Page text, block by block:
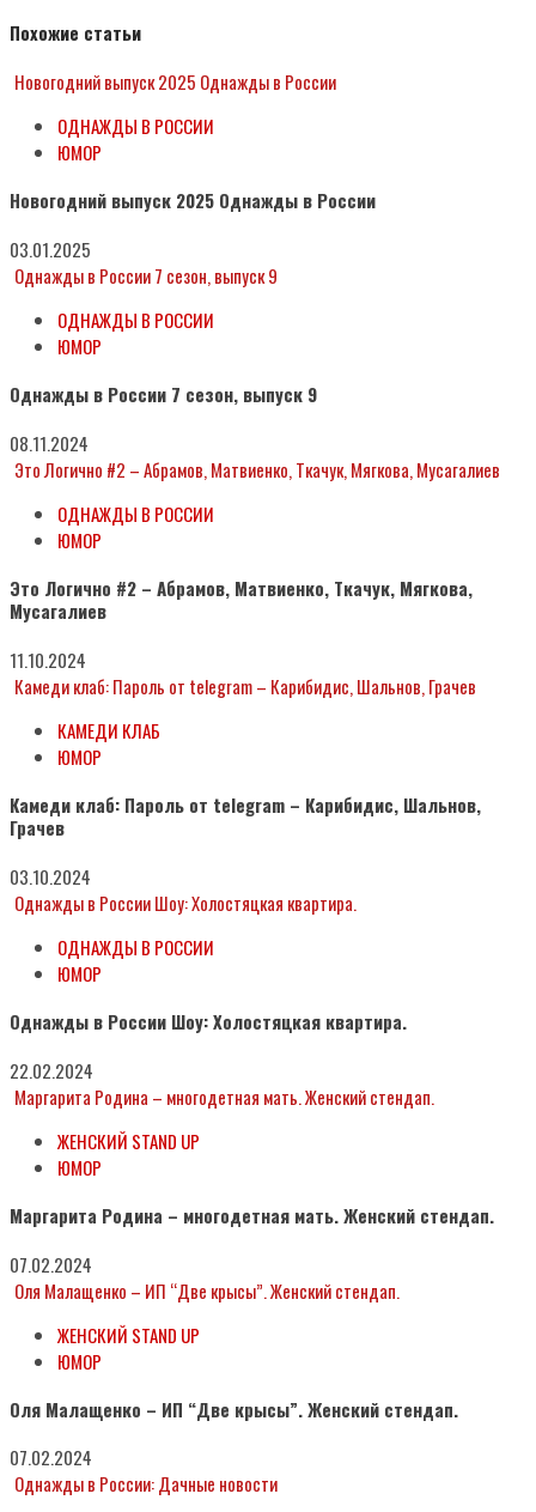
Похожие статьи
Новогодний выпуск 2025 Однажды в России
ОДНАЖДЫ В РОССИИ
ЮМОР
Новогодний выпуск 2025 Однажды в России
03.01.2025
Однажды в России 7 сезон, выпуск 9
ОДНАЖДЫ В РОССИИ
ЮМОР
Однажды в России 7 сезон, выпуск 9
08.11.2024
Это Логично #2 – Абрамов, Матвиенко, Ткачук, Мягкова, Мусагалиев
ОДНАЖДЫ В РОССИИ
ЮМОР
Это Логично #2 – Абрамов, Матвиенко, Ткачук, Мягкова,
Мусагалиев
11.10.2024
Камеди клаб: Пароль от telegram – Карибидис, Шальнов, Грачев
КАМЕДИ КЛАБ
ЮМОР
Камеди клаб: Пароль от telegram – Карибидис, Шальнов,
Грачев
03.10.2024
Однажды в России Шоу: Холостяцкая квартира.
ОДНАЖДЫ В РОССИИ
ЮМОР
Однажды в России Шоу: Холостяцкая квартира.
22.02.2024
Маргарита Родина – многодетная мать. Женский стендап.
ЖЕНСКИЙ STAND UP
ЮМОР
Маргарита Родина – многодетная мать. Женский стендап.
07.02.2024
Оля Малащенко – ИП “Две крысы”. Женский стендап.
ЖЕНСКИЙ STAND UP
ЮМОР
Оля Малащенко – ИП “Две крысы”. Женский стендап.
07.02.2024
Однажды в России: Дачные новости